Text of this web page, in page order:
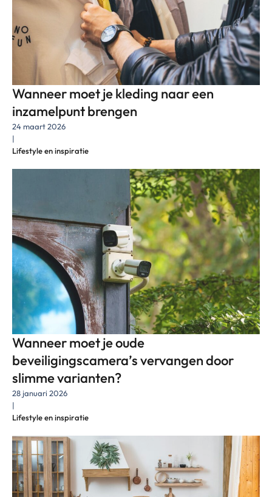
Wanneer moet je kleding naar een
inzamelpunt brengen
24 maart 2026
|
Lifestyle en inspiratie
Wanneer moet je oude
beveiligingscamera’s vervangen door
slimme varianten?
28 januari 2026
|
Lifestyle en inspiratie